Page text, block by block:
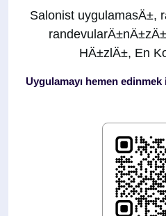
Salonist uygulamasÄ±,
HÄ±zlÄ±, En
Uygulamayı hemen